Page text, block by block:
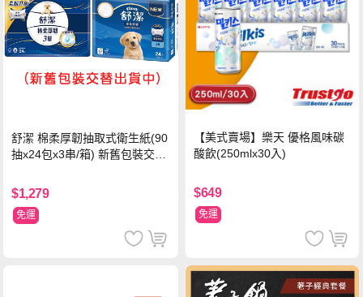
舒潔 棉柔厚韌抽取式衛生紙(90
抽x24包x3串/箱) 新舊包裝交替
$1,279
免運
【美式賣場】樂天 優格風味碳
酸飲(250mlx30入)
$649
免運